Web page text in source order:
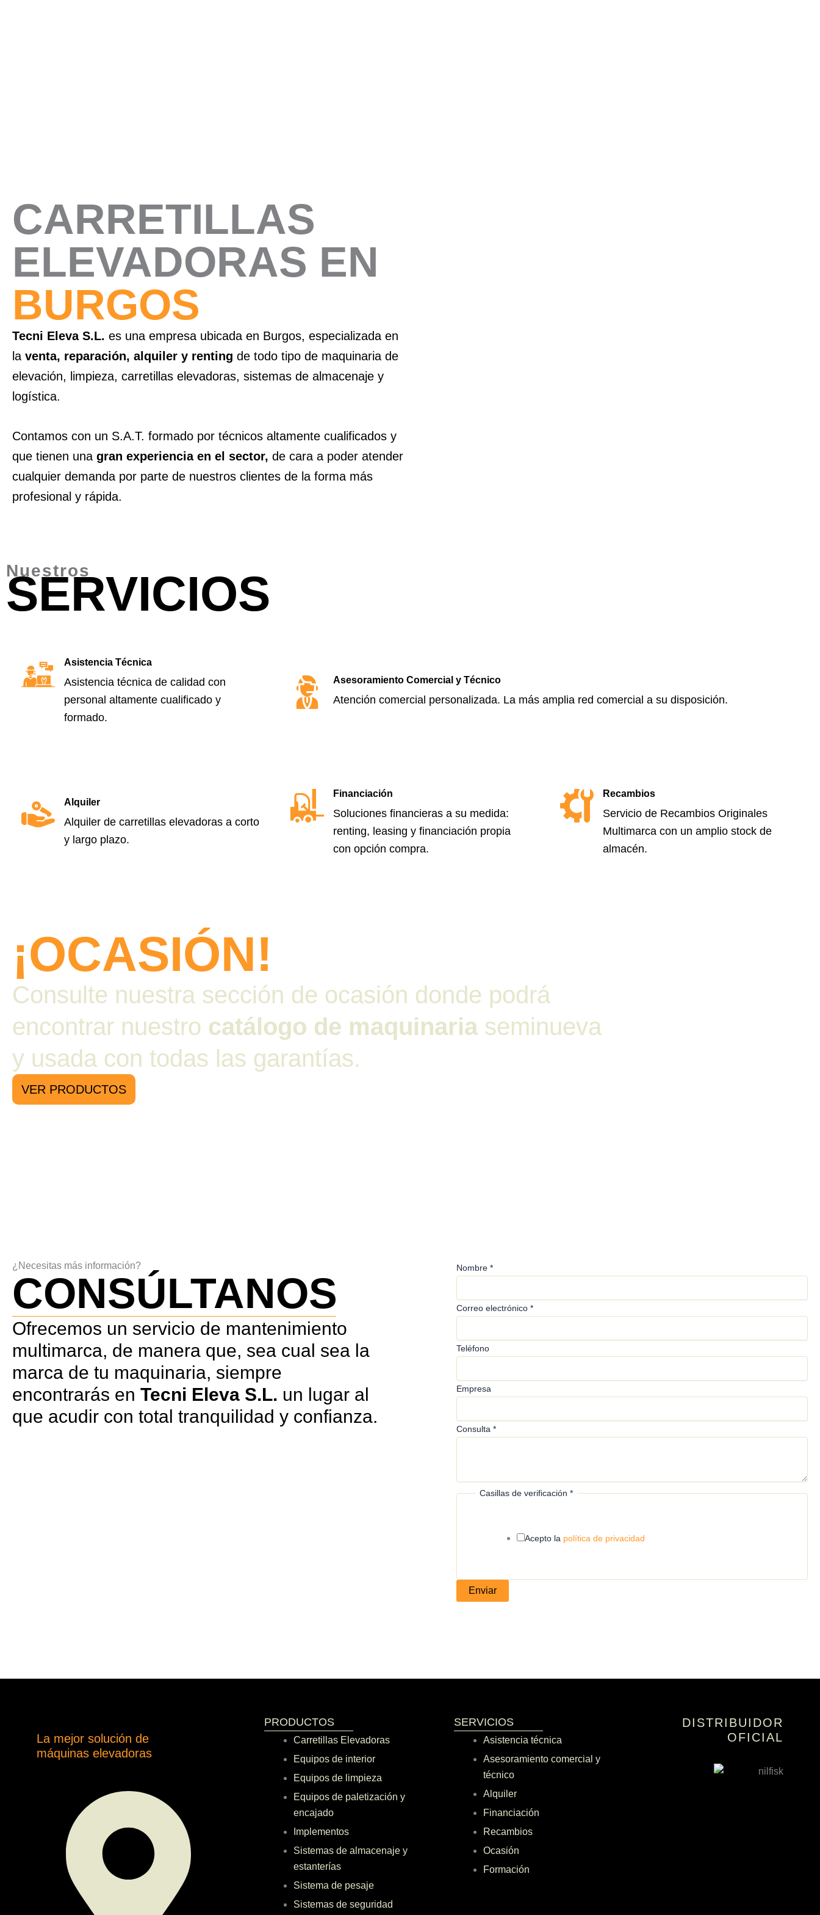
CARRETILLAS
ELEVADORAS EN
BURGOS
Tecni Eleva S.L. es una empresa ubicada en Burgos, especializada en
la venta, reparación, alquiler y renting de todo tipo de maquinaria de
elevación, limpieza, carretillas elevadoras, sistemas de almacenaje y
logística.
Contamos con un S.A.T. formado por técnicos altamente cualificados y
que tienen una gran experiencia en el sector, de cara a poder atender
cualquier demanda por parte de nuestros clientes de la forma más
profesional y rápida.
Nuestros
SERVICIOS
Asistencia Técnica
Asistencia técnica de calidad con
personal altamente cualificado y
formado.
Asesoramiento Comercial y Técnico
Atención comercial personalizada. La más amplia red comercial a su disposición.
Alquiler
Alquiler de carretillas elevadoras a corto
y largo plazo.
Financiación
Soluciones financieras a su medida:
renting, leasing y financiación propia
con opción compra.
Recambios
Servicio de Recambios Originales
Multimarca con un amplio stock de
almacén.
¡OCASIÓN!
Consulte nuestra sección de ocasión donde podrá
encontrar nuestro catálogo de maquinaria seminueva
y usada con todas las garantías.
VER PRODUCTOS
¿Necesitas más información?
CONSÚLTANOS
Ofrecemos un servicio de mantenimiento
multimarca, de manera que, sea cual sea la
marca de tu maquinaria, siempre
encontrarás en Tecni Eleva S.L. un lugar al
que acudir con total tranquilidad y confianza.
Nombre*
Correo electrónico*
Teléfono
Empresa
Consulta*
Casillas de verificación*
Acepto la política de privacidad
Enviar
La mejor solución de
máquinas elevadoras
PRODUCTOS
Carretillas Elevadoras
Equipos de interior
Equipos de limpieza
Equipos de paletización y
encajado
Implementos
Sistemas de almacenaje y
estanterías
Sistema de pesaje
Sistemas de seguridad
SERVICIOS
Asistencia técnica
Asesoramiento comercial y
técnico
Alquiler
Financiación
Recambios
Ocasión
Formación
DISTRIBUIDOR
OFICIAL